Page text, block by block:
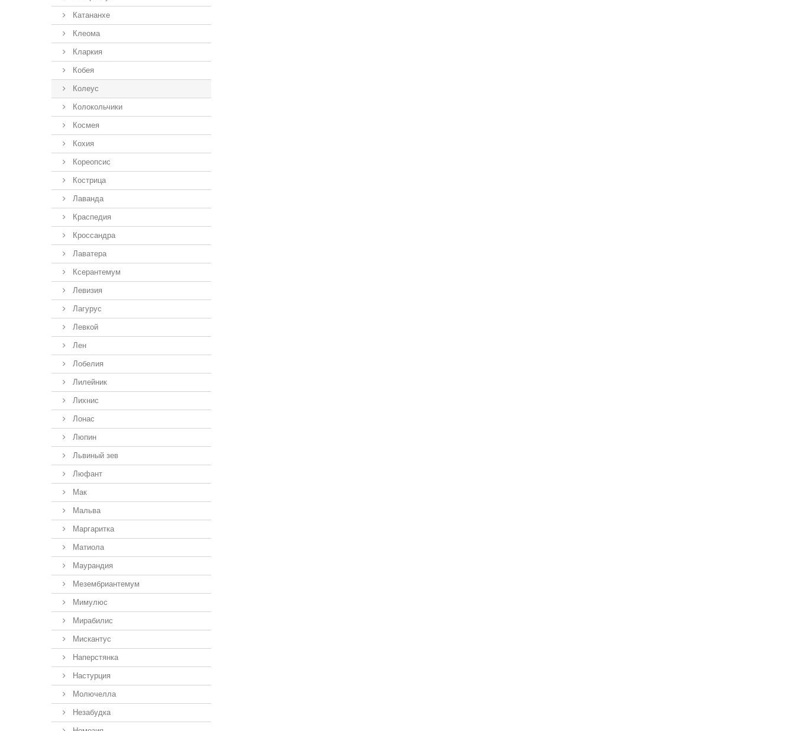
Катананхе
Клеома
Кларкия
Кобея
Колеус
Колокольчики
Космея
Кохия
Кореопсис
Кострица
Лаванда
Краспедия
Кроссандра
Лаватера
Ксерантемум
Левизия
Лагурус
Левкой
Лен
Лобелия
Лилейник
Лихнис
Лонас
Люпин
Львиный зев
Люфант
Мак
Мальва
Маргаритка
Матиола
Маурандия
Мезембриантемум
Мимулюс
Мирабилис
Мискантус
Наперстянка
Настурция
Молючелла
Незабудка